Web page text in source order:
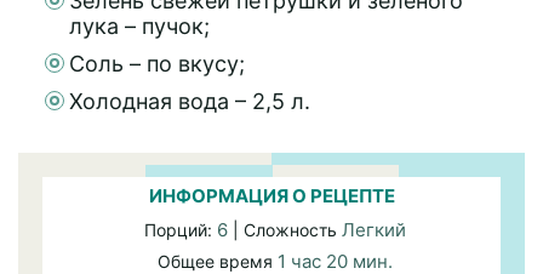
лука – пучок;
Соль – по вкусу;
Холодная вода – 2,5 л.
ИНФОРМАЦИЯ О РЕЦЕПТЕ
Порций: 6| Сложность Легкий
Общее время 1 час 20 мин.